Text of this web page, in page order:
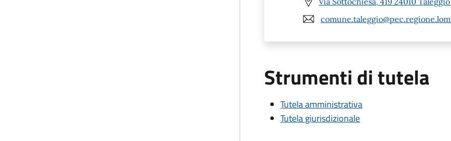
Strumenti di tutela
Tutela amministrativa
Tutela giurisdizionale